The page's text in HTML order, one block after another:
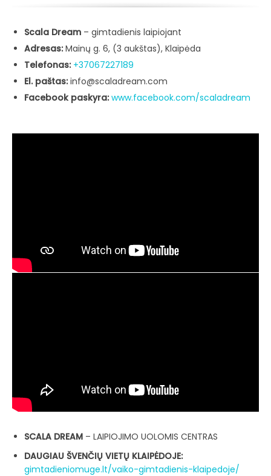
Scala Dream – gimtadienis laipiojant
Adresas:Mainų g. 6, (3 aukštas), Klaipėda
Telefonas: +37067227189
El. paštas:info@scaladream.com
Facebook paskyra: www.facebook.com/scaladream
SCALA DREAM – LAIPIOJIMO UOLOMIS CENTRAS
DAUGIAU ŠVENČIŲ VIETŲ KLAIPĖDOJE:
gimtadieniomuge.lt/vaiko-gimtadienis-klaipedoje/